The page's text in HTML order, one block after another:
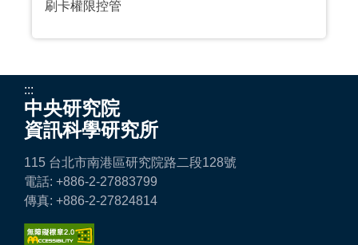
刷卡權限控管
:::
中央研究院
資訊科學研究所
115 台北市南港區研究院路二段128號
電話: +886-2-27883799
傳真: +886-2-27824814